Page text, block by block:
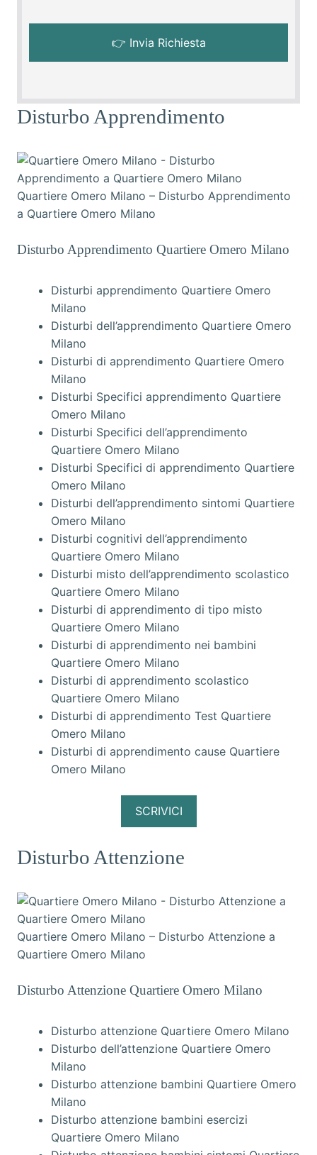
Disturbo Apprendimento
Quartiere Omero Milano – Disturbo Apprendimento
a Quartiere Omero Milano
Disturbo Apprendimento Quartiere Omero Milano
Disturbi apprendimento Quartiere Omero
Milano
Disturbi dell’apprendimento Quartiere Omero
Milano
Disturbi di apprendimento Quartiere Omero
Milano
Disturbi Specifici apprendimento Quartiere
Omero Milano
Disturbi Specifici dell’apprendimento
Quartiere Omero Milano
Disturbi Specifici di apprendimento Quartiere
Omero Milano
Disturbi dell’apprendimento sintomi Quartiere
Omero Milano
Disturbi cognitivi dell’apprendimento
Quartiere Omero Milano
Disturbi misto dell’apprendimento scolastico
Quartiere Omero Milano
Disturbi di apprendimento di tipo misto
Quartiere Omero Milano
Disturbi di apprendimento nei bambini
Quartiere Omero Milano
Disturbi di apprendimento scolastico
Quartiere Omero Milano
Disturbi di apprendimento Test Quartiere
Omero Milano
Disturbi di apprendimento cause Quartiere
Omero Milano
SCRIVICI
Disturbo Attenzione
Quartiere Omero Milano – Disturbo Attenzione a
Quartiere Omero Milano
Disturbo Attenzione Quartiere Omero Milano
Disturbo attenzione Quartiere Omero Milano
Disturbo dell’attenzione Quartiere Omero
Milano
Disturbo attenzione bambini Quartiere Omero
Milano
Disturbo attenzione bambini esercizi
Quartiere Omero Milano